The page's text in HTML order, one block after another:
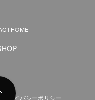
HOME
プライバシーポリシー